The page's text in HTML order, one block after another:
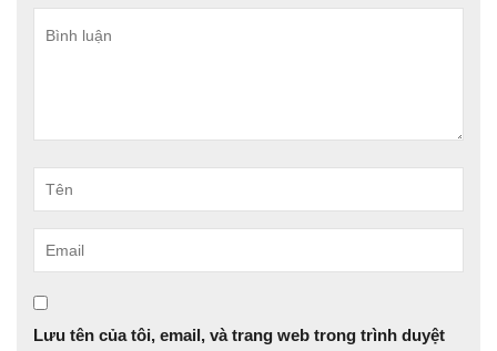
Tên
Email
Lưu tên của tôi, email, và trang web trong trình duyệt